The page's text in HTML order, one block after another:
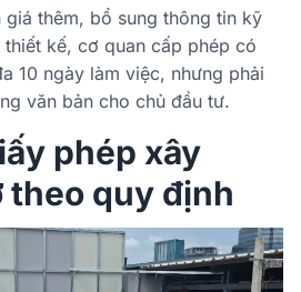
thêm, bổ sung thông tin kỹ
kế, cơ quan cấp phép có
10 ngày làm việc, nhưng phải
văn bản cho chủ đầu tư.
phép xây
theo quy định